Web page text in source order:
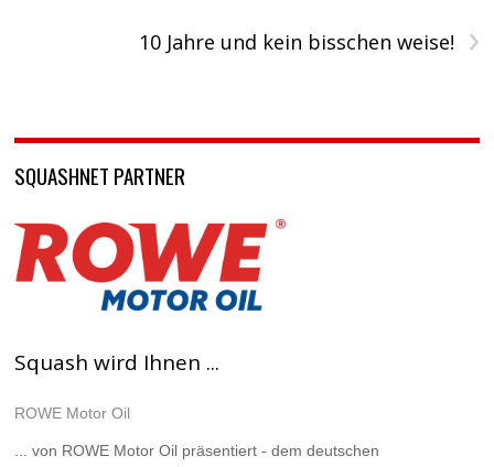
›
10 Jahre und kein bisschen weise!
SQUASHNET PARTNER
Squash wird Ihnen ...
ROWE Motor Oil
... von ROWE Motor Oil präsentiert - dem deutschen